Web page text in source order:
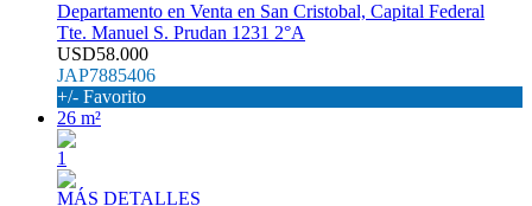
Departamento en Venta en San Cristobal, Capital Federal
Tte. Manuel S. Prudan 1231 2°A
USD58.000
JAP7885406
+/- Favorito
26 m²
1
MÁS DETALLES